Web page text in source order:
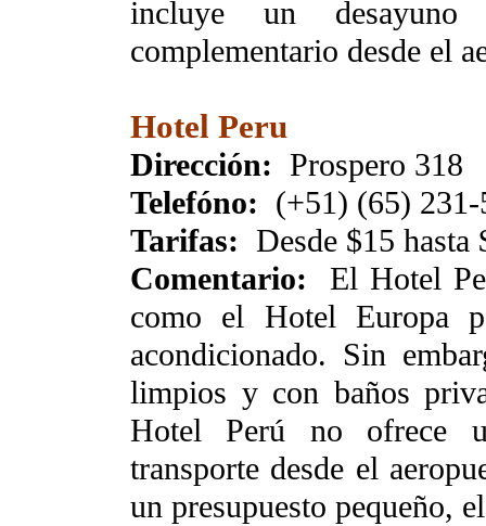
incluye un
complementario desde el
Hotel Peru
Dirección: Prospero 318
Telefóno: (+51) (65) 231-
Tarifas: Desde $15 hasta
Comentario: El Hotel
como el Hotel Europa
acondicionado. Sin
limpios y con baños
Hotel Perú no ofrece
transporte desde el
un presupuesto pequeño,